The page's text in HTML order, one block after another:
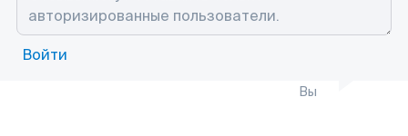
Войти
Вы